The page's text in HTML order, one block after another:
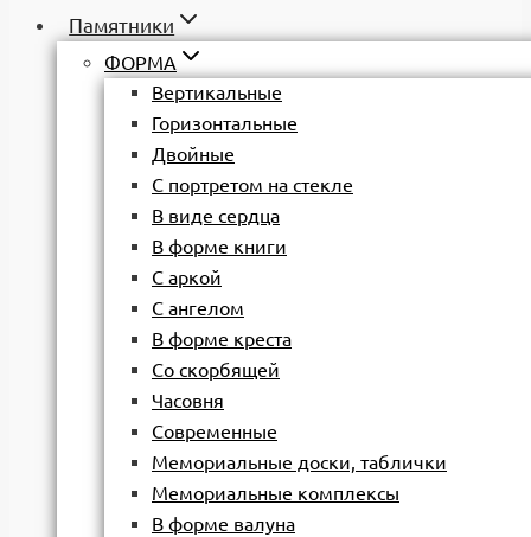
Памятники
ФОРМА
Вертикальные
Горизонтальные
Двойные
С портретом на стекле
В виде сердца
В форме книги
С аркой
С ангелом
В форме креста
Со скорбящей
Часовня
Современные
Мемориальные доски, таблички
Мемориальные комплексы
В форме валуна